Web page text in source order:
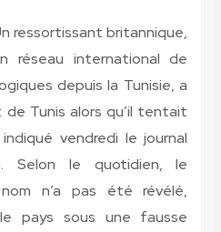
ressortissant britannique,
réseau international de
depuis la Tunisie, a
Tunis alors qu’il tentait
vendredi le journal
Selon le quotidien, le
n’a pas été révélé,
pays sous une fausse